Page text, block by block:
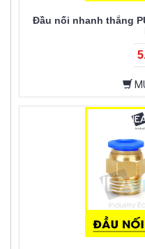
Đầu nối nhanh thẳng